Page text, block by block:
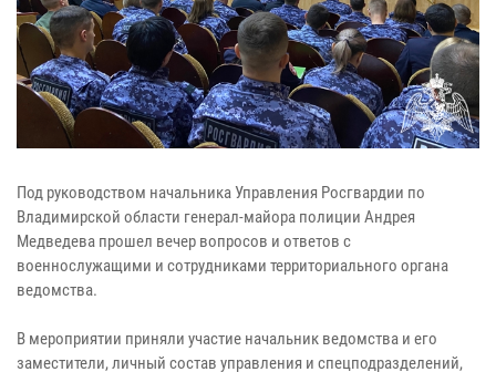
Под руководством начальника Управления Росгвардии по
Владимирской области генерал-майора полиции Андрея
Медведева прошел вечер вопросов и ответов с
военнослужащими и сотрудниками территориального органа
ведомства.
В мероприятии приняли участие начальник ведомства и его
заместители, личный состав управления и спецподразделений,